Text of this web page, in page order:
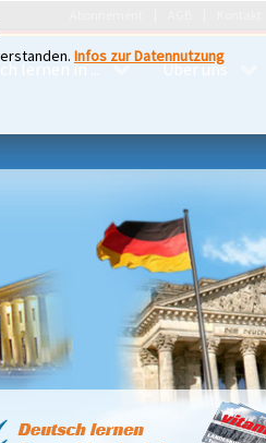
lernen in ... Über uns
Infos zur Datennutzung